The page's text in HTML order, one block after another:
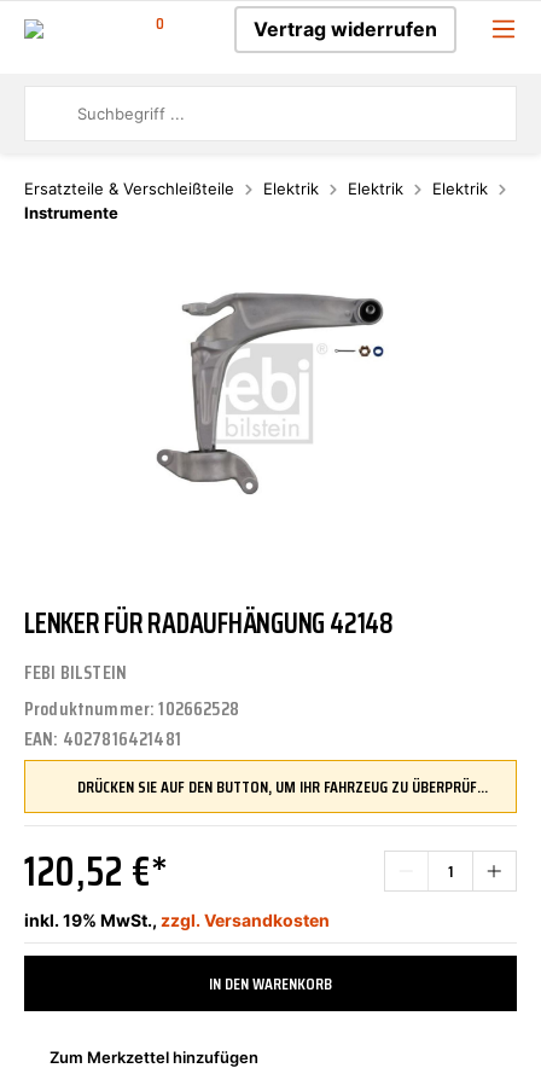
0 Vertrag widerrufen
Ersatzteile & Verschleißteile Elektrik Elektrik
Elektrik
Instrumente
LENKER FÜR RADAUFHÄNGUNG 42148
FEBI BILSTEIN
Produktnummer:102662528
EAN: 4027816421481
DRÜCKEN SIE AUF DEN BUTTON, UM IHR FAHRZEUG ZU ÜBERPRÜFEN UND SICHERZUSTELLEN, DASS DIESES TEIL KOMPATIBEL IST, BEVOR SIE ES BESTELLEN
120,52 €*
inkl. 19% MwSt., zzgl. Versandkosten
IN DEN WARENKORB
Zum Merkzettel hinzufügen